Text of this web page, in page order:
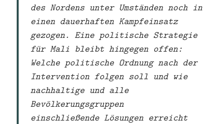
des Nordens unter Umständen noch in
einen dauerhaften Kampfeinsatz
gezogen. Eine politische Strategie
für Mali bleibt hingegen offen:
Welche politische Ordnung nach der
Intervention folgen soll und wie
nachhaltige und alle
Bevölkerungsgruppen
einschließende Lösungen erreicht